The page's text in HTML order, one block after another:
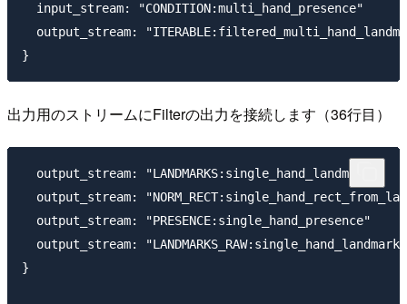
  input_stream: "CONDITION:multi_hand_presence"
output_stream:
出力用のストリームにFilterの出力を接続します（36行目）
  output_stream: "LANDMARKS:single_hand_landmarks"
output_stream:
  output_stream: "PRESENCE:single_hand_presence"
output_stream:
}